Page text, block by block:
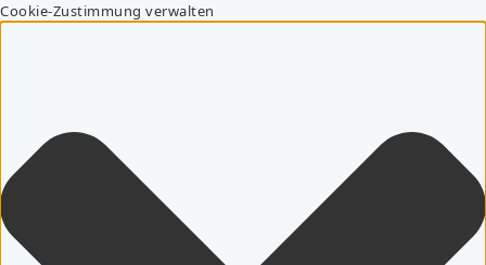
Cookie-Zustimmung verwalten